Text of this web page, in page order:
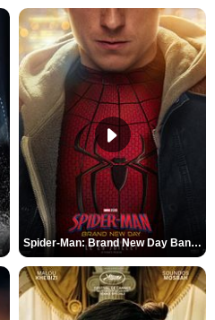
Spider-Man: Brand New Day Bande-annonce VO STFR